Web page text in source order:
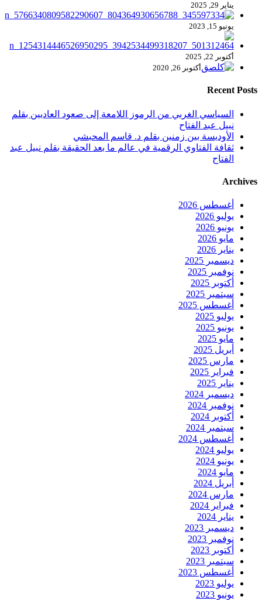
يناير 29, 2025
يونيو 15, 2023
أكتوبر 22, 2025
أكتوبر 26, 2020
Recent Posts
السياسي الغربي من الرموز اللامعة إلى صعود العاديين بقلم
نبيل عبد الفتاح
الأوديسة بين زمنين بقلم د. قاسم المحبشي
ثقافة الفتاوي الرقمية في عالم ما بعد الحقيقة بقلم نبيل عبد
الفتاح
Archives
أغسطس 2026
يوليو 2026
يونيو 2026
مايو 2026
يناير 2026
ديسمبر 2025
نوفمبر 2025
أكتوبر 2025
سبتمبر 2025
أغسطس 2025
يوليو 2025
يونيو 2025
مايو 2025
أبريل 2025
مارس 2025
فبراير 2025
يناير 2025
ديسمبر 2024
نوفمبر 2024
أكتوبر 2024
سبتمبر 2024
أغسطس 2024
يوليو 2024
يونيو 2024
مايو 2024
أبريل 2024
مارس 2024
فبراير 2024
يناير 2024
ديسمبر 2023
نوفمبر 2023
أكتوبر 2023
سبتمبر 2023
أغسطس 2023
يوليو 2023
يونيو 2023